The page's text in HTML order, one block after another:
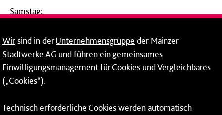
Samstag:
24-Stunden-Telefon*
06131 – 12 77 77
Fax: 06131 – 12 66 66
Wirsind in derUnternehmensgruppe der Mainzer
Stadtwerke AG und führen ein gemeinsames
Einwilligungsmanagement für Cookies und Vergleichbares
(„Cookies“).
Technisch erforderliche Cookies werden automatisch